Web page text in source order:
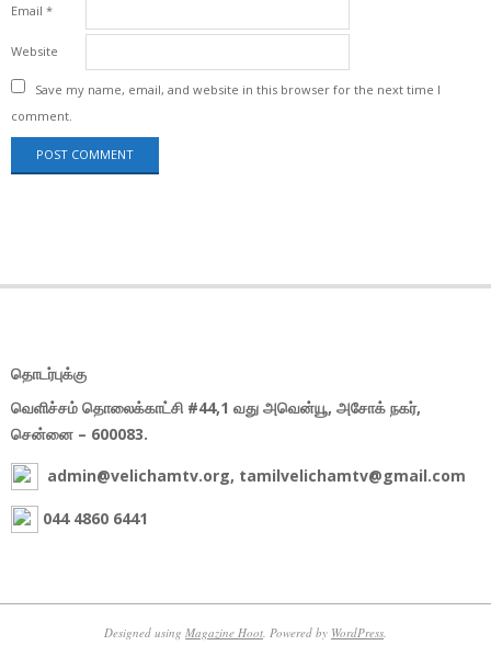
Email *
Website
Save my name, email, and website in this browser for the next time I
comment.
தொடர்புக்கு
வெளிச்சம் தொலைக்காட்சி #44,1 வது அவென்யூ, அசோக் நகர்,
சென்னை – 600083.
admin@velichamtv.org, tamilvelichamtv@gmail.com
044 4860 6441
Designed using Magazine Hoot. Powered by WordPress.